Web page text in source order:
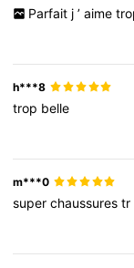
Parfait j ’ aime
h***8
trop belle
m***0
superchaussurestr